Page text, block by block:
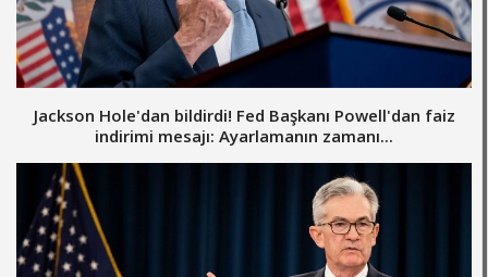
Jackson Hole'dan bildirdi! Fed Başkanı Powell'dan faiz
indirimi mesajı: Ayarlamanın zamanı...